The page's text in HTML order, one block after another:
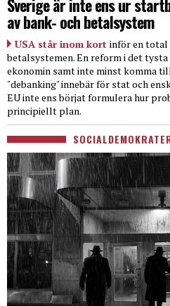
Sverige är inte ens ur
av bank- och betalsystem
USA står inom kort inför en total
betalsystemen. En reform i det
ekonomin samt inte minst komma
"debanking" innebär för stat och
EU inte ens börjat formulera hur
principiellt plan.